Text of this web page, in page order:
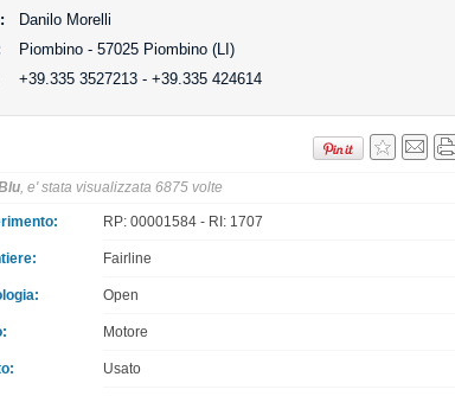
Danilo Morelli
Piombino - 57025 Piombino (LI)
+39.335 3527213 - +39.335 424614
, e' stata visualizzata 6875 volte
RP: 00001584 - RI: 1707
Fairline
Open
Motore
Usato